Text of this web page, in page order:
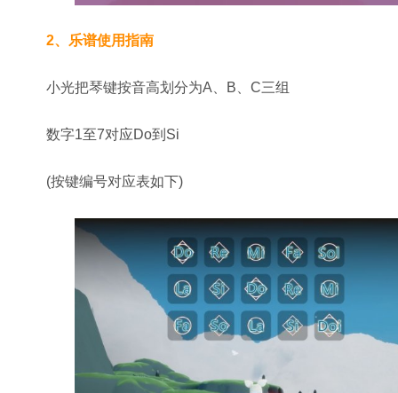
2、乐谱使用指南
小光把琴键按音高划分为A、B、C三组
数字1至7对应Do到Si
(按键编号对应表如下)